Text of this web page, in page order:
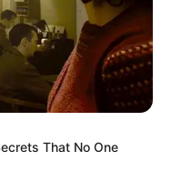
That No One